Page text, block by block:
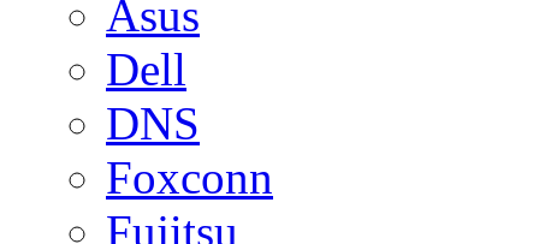
Asus
Dell
DNS
Foxconn
Fujitsu